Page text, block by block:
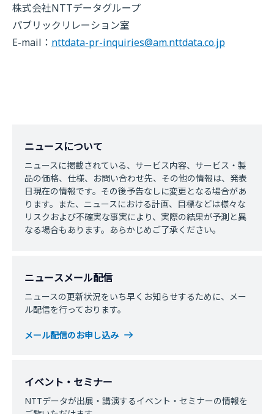
株式会社NTTデータグループ
パブリックリレーション室
E-mail： nttdata-pr-inquiries@am.nttdata.co.jp
ニュースについて
ニュースに掲載されている、サービス内容、サービス・製
品の価格、仕様、お問い合わせ先、その他の情報は、発表
日現在の情報です。その後予告なしに変更となる場合があ
ります。また、ニュースにおける計画、目標などは様々な
リスクおよび不確実な事実により、実際の結果が予測と異
なる場合もあります。あらかじめご了承ください。
ニュースメール配信
ニュースの更新状況をいち早くお知らせするために、メー
ル配信を行っております。
メール配信のお申し込み
イベント・セミナー
NTTデータが出展・講演するイベント・セミナーの情報を